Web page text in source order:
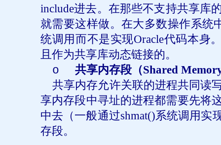
include进去。在那些不支持共享库
就需要这样做。在大多数操作系统
统调用而不是实现Oracle代码本身
且作为共享库动态链接的。
o
共享内存段（Shared
共享内存允许关联的进程共同读
享内存段中寻址的进程都需要先将
中去（一般通过shmat()系统调用实
存段。